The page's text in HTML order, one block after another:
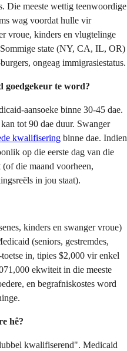
Die meeste wettig teenwoordige
wag voordat hulle vir
vroue, kinders en vlugtelinge
state (NY, CA, IL, OR)
ongeag immigrasiestatus.
goedgekeur te word?
aansoeke binne 30-45 dae.
tot 90 dae duur. Swanger
kwalifisering binne dae. Indien
op die eerste dag van die
die maand voorheen,
in jou staat).
kinders en swanger vroue)
(seniors, gestremdes,
in, tipies $2,000 vir enkel
ekwiteit in die meeste
en begrafniskostes word
hê?
kwalifiserend". Medicaid